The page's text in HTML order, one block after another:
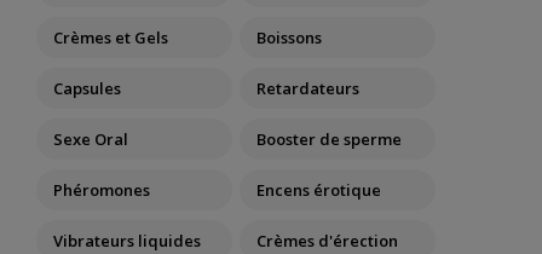
Crèmes et Gels Boissons
Capsules Retardateurs
Sexe Oral Booster de sperme
Phéromones Encens érotique
Vibrateurs liquides Crèmes d'érection